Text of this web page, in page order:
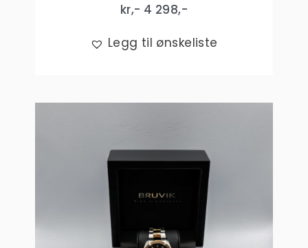
kr,- 4 298,-
Legg til ønskeliste